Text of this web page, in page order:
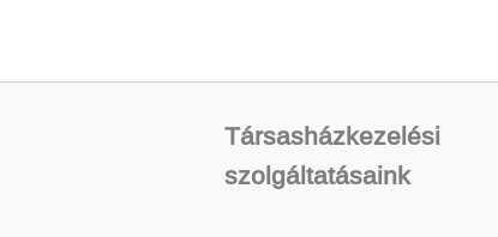
Társasházkezelési
szolgáltatásaink